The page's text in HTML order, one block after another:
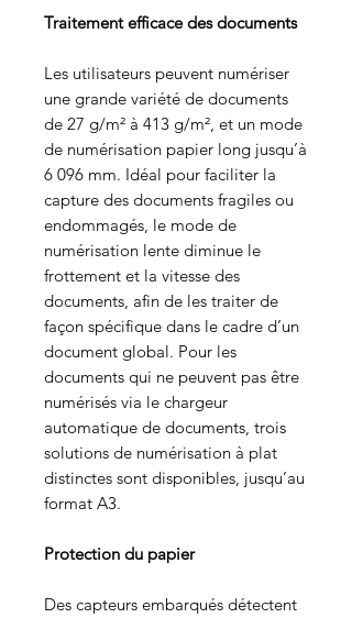
Traitement efficace des documents
Les utilisateurs peuvent numériser
une grande variété de documents
de 27 g/m² à 413 g/m², et un mode
de numérisation papier long jusqu’à
6 096 mm. Idéal pour faciliter la
capture des documents fragiles ou
endommagés, le mode de
numérisation lente diminue le
frottement et la vitesse des
documents, afin de les traiter de
façon spécifique dans le cadre d’un
document global. Pour les
documents qui ne peuvent pas être
numérisés via le chargeur
automatique de documents, trois
solutions de numérisation à plat
distinctes sont disponibles, jusqu’au
format A3.
Protection du papier
Des capteurs embarqués détectent